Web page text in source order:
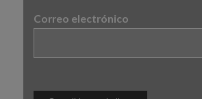
Correo electrónico